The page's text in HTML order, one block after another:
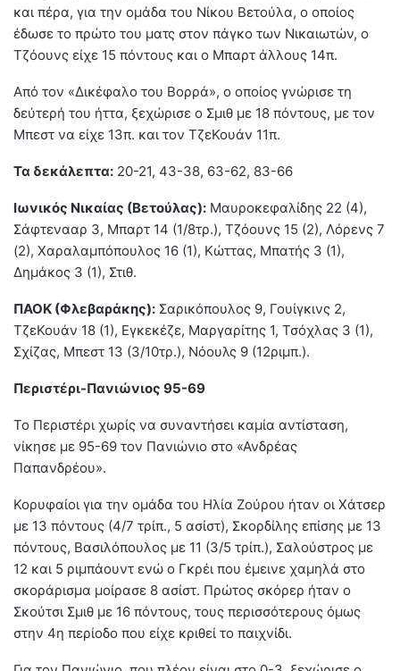
και πέρα, για την ομάδα του Νίκου Βετούλα, ο οποίος
έδωσε το πρώτο του ματς στον πάγκο των Νικαιωτών, ο
Τζόουνς είχε 15 πόντους και ο Μπαρτ άλλους 14π.
Από τον «Δικέφαλο του Βορρά», ο οποίος γνώρισε τη
δεύτερή του ήττα, ξεχώρισε ο Σμιθ με 18 πόντους, με τον
Μπεστ να είχε 13π. και τον ΤζεΚουάν 11π.
Τα δεκάλεπτα: 20-21, 43-38, 63-62, 83-66
Ιωνικός Νικαίας (Βετούλας): Μαυροκεφαλίδης 22 (4),
Σάφτενααρ 3, Μπαρτ 14 (1/8τρ.), Τζόουνς 15 (2), Λόρενς 7
(2), Χαραλαμπόπουλος 16 (1), Κώττας, Μπατής 3 (1),
Δημάκος 3 (1), Στιθ.
ΠΑΟΚ (Φλεβαράκης): Σαρικόπουλος 9, Γουίγκινς 2,
ΤζεΚουάν 18 (1), Εγκεκέζε, Μαργαρίτης 1, Τσόχλας 3 (1),
Σχίζας, Μπεστ 13 (3/10τρ.), Νόουλς 9 (12ριμπ.).
Περιστέρι-Πανιώνιος 95-69
Το Περιστέρι χωρίς να συναντήσει καμία αντίσταση,
νίκησε με 95-69 τον Πανιώνιο στο «Ανδρέας
Παπανδρέου».
Κορυφαίοι για την ομάδα του Ηλία Ζούρου ήταν οι Χάτσερ
με 13 πόντους (4/7 τρίπ., 5 ασίστ), Σκορδίλης επίσης με 13
πόντους, Βασιλόπουλος με 11 (3/5 τρίπ.), Σαλούστρος με
12 και 5 ριμπάουντ ενώ ο Γκρέι που έμεινε χαμηλά στο
σκοράρισμα μοίρασε 8 ασίστ. Πρώτος σκόρερ ήταν ο
Σκούτσι Σμιθ με 16 πόντους, τους περισσότερους όμως
στην 4η περίοδο που είχε κριθεί το παιχνίδι.